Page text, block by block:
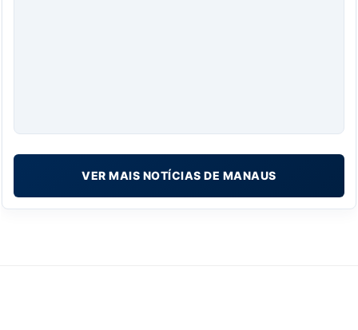
VER MAIS NOTÍCIAS DE MANAUS